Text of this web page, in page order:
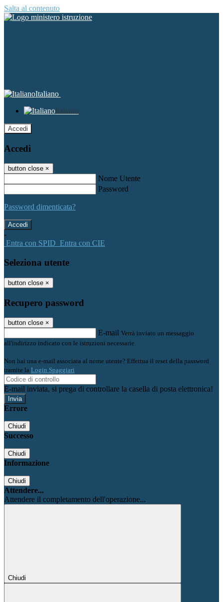
Salta al contenuto
Italiano
Italiano
Accedi
Accedi
button close ×
Nome Utente
Password
Password dimenticata?
-
Entra con SPID Entra con CIE
Seleziona utente
button close ×
Recupero password
button close ×
E-mail Verrà inviato un messaggio
all'indirizzo indicato con le istruzioni necessarie.
Non hai una e-mail associata al nome utente? Effettua il reset della password
tramite la Login Spaggiari
E-mail inviata, si prega di controllare la casella di posta elettronica!
Errore
Chiudi
Successo
Chiudi
Informazione
Chiudi
Attendere...
Attendere il completamento dell'operazione...
Chiudi